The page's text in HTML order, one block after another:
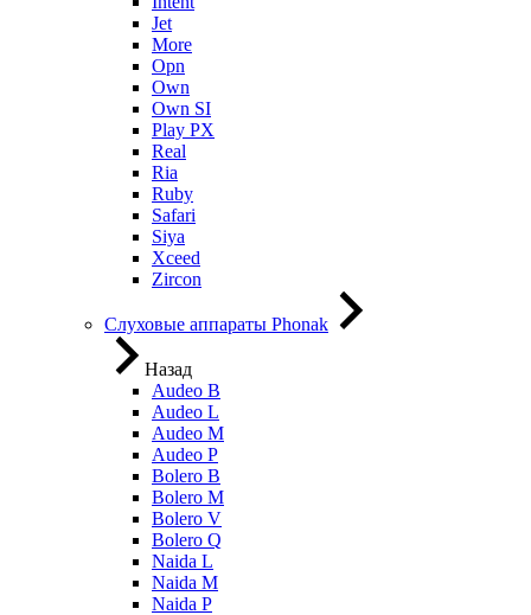
Jet
More
Opn
Own
Own SI
Play PX
Real
Ria
Ruby
Safari
Siya
Xceed
Zircon
Слуховые аппараты Phonak
Назад
Audeo B
Audeo L
Audeo М
Audeo P
Bolero B
Bolero M
Bolero V
Bolero Q
Naida L
Naida M
Naida P